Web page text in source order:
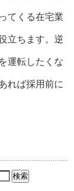
てくる在宅業
立ちます。逆
運転したくな
れば採用前に